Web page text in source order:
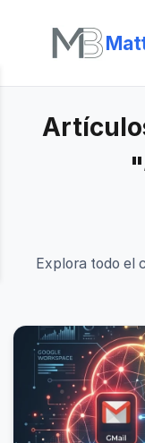
Explora todo el